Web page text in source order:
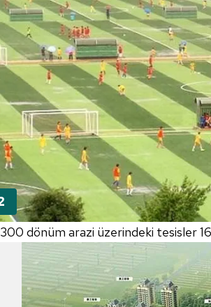
300 dönüm arazi üzerindeki tesisler